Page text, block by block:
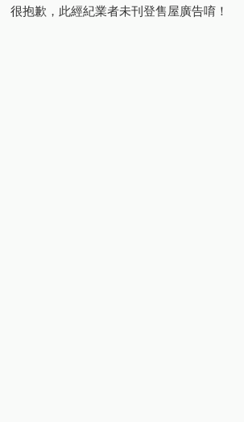
很抱歉，此經紀業者未刊登售屋廣告唷！